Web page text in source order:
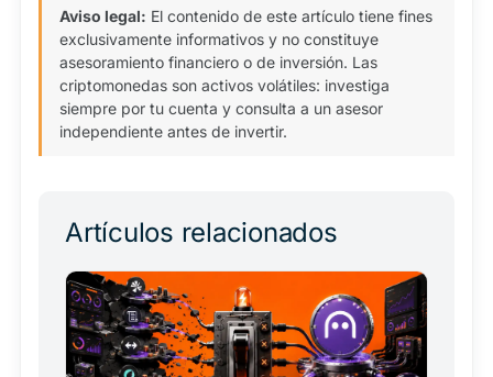
Aviso legal: El contenido de este artículo tiene fines
exclusivamente informativos y no constituye
asesoramiento financiero o de inversión. Las
criptomonedas son activos volátiles: investiga
siempre por tu cuenta y consulta a un asesor
independiente antes de invertir.
Artículos relacionados